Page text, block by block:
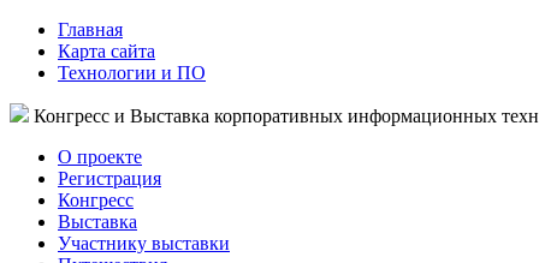
Главная
Карта сайта
Технологии и ПО
Конгресс и Выставка корпоративных информационных
О проекте
Регистрация
Конгресс
Выставка
Участнику выставки